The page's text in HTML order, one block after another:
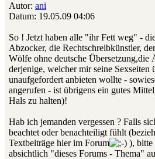
Autor: ani
Datum: 19.05.09 04:06
So ! Jetzt haben alle "ihr Fett weg" -
Abzocker, die Rechtschreibkünstler,
Wölfe ohne deutsche Übersetzung,die
derjenige, welcher mir seine Sexseiten
unaufgefordert anbieten wollte -
angerufen - ist übrigens ein gutes
Hals zu halten)!
Hab ich jemanden vergessen ? Falls
beachtet oder benachteiligt fühlt
Textbeiträge hier im Forum
), bitte
absichtlich "dieses Forums - Thema"